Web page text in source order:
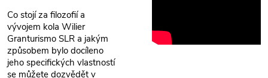
Co stojí za filozofií a
vývojem kola Wilier
Granturismo SLR a jakým
způsobem bylo docíleno
jeho specifických vlastností
se můžete dozvědět v